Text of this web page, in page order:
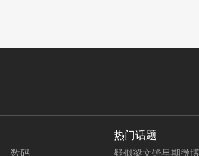
数码
热门话题
疑似梁文锋早期微